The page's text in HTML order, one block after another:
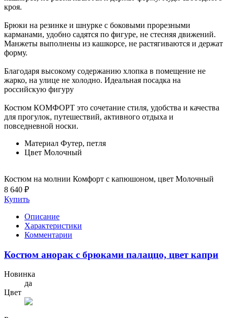
кроя.
Брюки на резинке и шнурке с боковыми прорезными
карманами, удобно садятся по фигуре, не стесняя движений.
Манжеты выполнены из кашкорсе, не растягиваются и держат
форму.
Благодаря высокому содержанию хлопка в помещение не
жарко, на улице не холодно. Идеальная посадка на
российскую фигуру
Костюм КОМФОРТ это сочетание стиля, удобства и качества
для прогулок, путешествий, активного отдыха и
повседневной носки.
Материал Футер, петля
Цвет Молочный
Костюм на молнии Комфорт с капюшоном, цвет Молочный
8 640 ₽
Купить
Описание
Характеристики
Комментарии
Костюм анорак с брюками палаццо, цвет капри
Новинка
да
Цвет